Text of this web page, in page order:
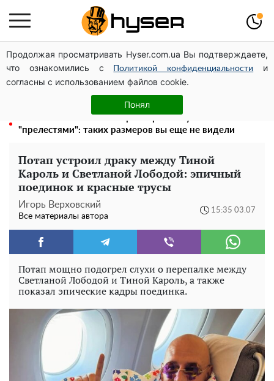
Продолжая просматривать Hyser.com.ua Вы подтверждаете,
что ознакомились с
Политикой конфиденциальности
и
согласны с использованием файлов cookie.
Понял
Голая Елена Тополя в интересных позах заставила
отвисать челюсти: слив видео – было только началом
Елена Тополя слив видео – это далеко не все:
фронтмен "Антитела" Тарас Тополя стал следующим
"прелестями": таких размеров вы еще не видели
Потап устроил драку между Тиной
Кароль и Светланой Лободой: эпичный
поединок и красные трусы
Игорь Верховский
Все материалы автора
15:35 03.07
Потап мощно подогрел слухи о перепалке между
Светланой Лободой и Тиной Кароль, а также
показал эпические кадры поединка.